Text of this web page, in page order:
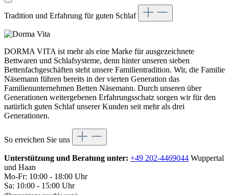
Tradition und Erfahrung für guten Schlaf
DORMA VITA ist mehr als eine Marke für ausgezeichnete
Bettwaren und Schlafsysteme, denn hinter unseren sieben
Bettenfachgeschäften steht unsere Familientradition. Wir, die Familie
Näsemann führen bereits in der vierten Generation das
Familienunternehmen Betten Näsemann. Durch unseren über
Generationen weitergebenen Erfahrungsschatz sorgen wir für den
natürlich guten Schlaf unserer Kunden seit mehr als drei
Generationen.
So erreichen Sie uns
Unterstützung und Beratung unter: +49 202-4469044 Wuppertal
und Haan
Mo-Fr: 10:00 - 18:00 Uhr
Sa: 10:00 - 15:00 Uhr